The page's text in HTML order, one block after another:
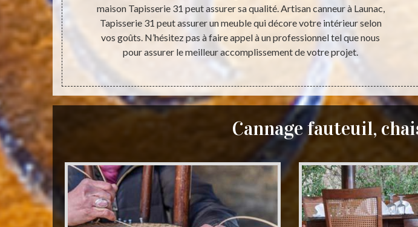
c’est
à tous les
maison Tapisserie 31 peut assurer sa qualité. Artisan canneur à Launac,
Tapisserie 31 peut assurer un meuble qui décore votre intérieur selon
vos goûts. N’hésitez pas à faire appel à un professionnel tel que nous
pour assurer le meilleur accomplissement de votre projet.
Cannage fauteuil,